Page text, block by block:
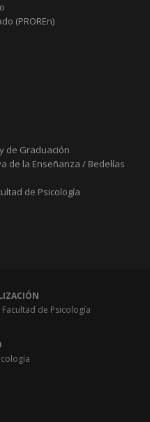
(PROREn)
de Graduación
de la Enseñanza / Bedelías
de Psicología
de Psicología